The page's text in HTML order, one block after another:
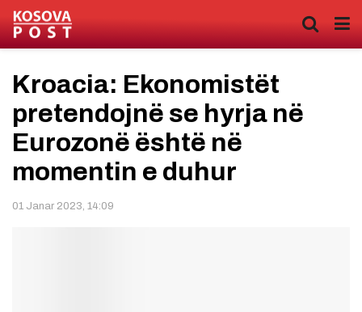
Kroacia: Ekonomistët
pretendojnë se hyrja në
Eurozonë është në
momentin e duhur
01 Janar 2023, 14:09